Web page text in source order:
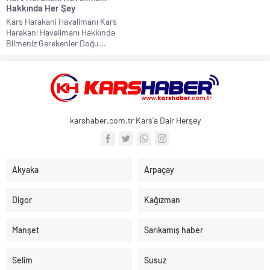
Hakkında Her Şey
Kars Harakani Havalimanı Kars
Harakani Havalimanı Hakkında
Bilmeniz Gerekenler Doğu...
karshaber.com.tr Kars'a Dair Herşey
Akyaka Arpaçay
Digor Kağızman
Manşet Sarıkamış haber
Selim Susuz